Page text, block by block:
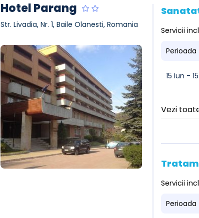
Hotel Parang
Str. Livadia, Nr. 1, Baile Olanesti, Romania
Servicii
Perioada
15 Iun -
Vezi
Servicii
Perioada